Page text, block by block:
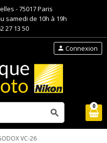
- 75017 Paris
samedi de 10h à 19h
27 13 50
search
person Connexion
0
VC-26